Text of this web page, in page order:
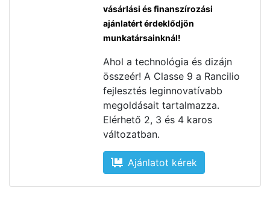
vásárlási és finanszírozási
ajánlatért érdeklődjön
munkatársainknál!
Ahol a technológia és dizájn
összeér! A Classe 9 a Rancilio
fejlesztés leginnovatívabb
megoldásait tartalmazza.
Elérhető 2, 3 és 4 karos
változatban.
Ajánlatot kérek